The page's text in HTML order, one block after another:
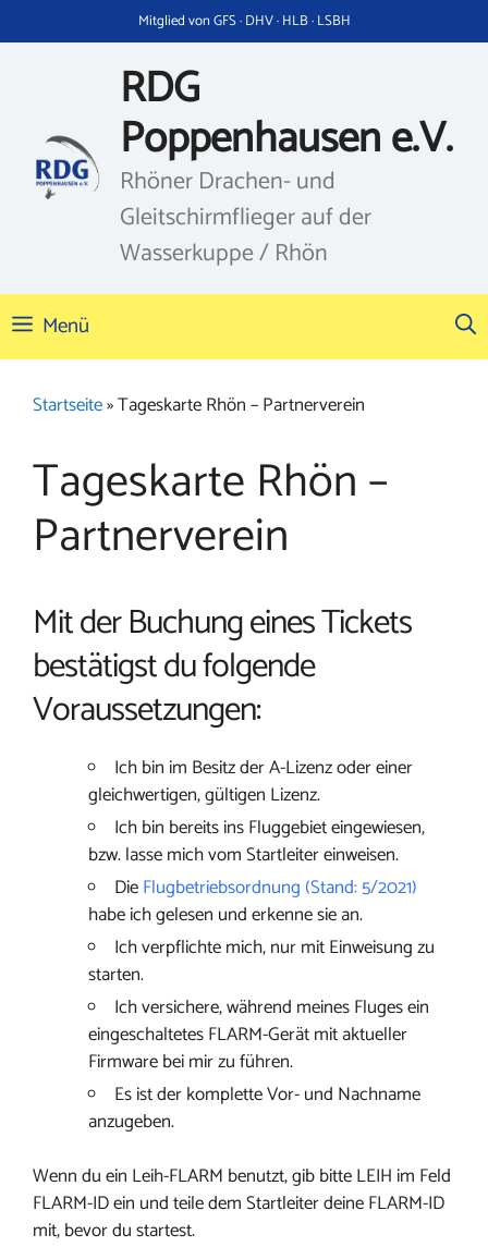
Inhalt
Mitglied von GFS · DHV · HLB · LSBH
RDG
Poppenhausen e.V.
Rhöner Drachen- und
Gleitschirmflieger auf der
Wasserkuppe / Rhön
Menü
Startseite»Tageskarte Rhön – Partnerverein
Tageskarte Rhön –
Partnerverein
Mit der Buchung eines Tickets
bestätigst du folgende
Voraussetzungen:
Ich bin im Besitz der A-Lizenz oder einer
gleichwertigen, gültigen Lizenz.
Ich bin bereits ins Fluggebiet eingewiesen,
bzw. lasse mich vom Startleiter einweisen.
DieFlugbetriebsordnung (Stand: 5/2021)
habe ich gelesen und erkenne sie an.
Ich verpflichte mich, nur mit Einweisung zu
starten.
Ich versichere, während meines Fluges ein
eingeschaltetes FLARM-Gerät mit aktueller
Firmware bei mir zu führen.
Es ist der komplette Vor- und Nachname
anzugeben.
Wenn du ein Leih-FLARM benutzt, gib bitte LEIH im Feld
FLARM-ID ein und teile dem Startleiter deine FLARM-ID
mit, bevor du startest.